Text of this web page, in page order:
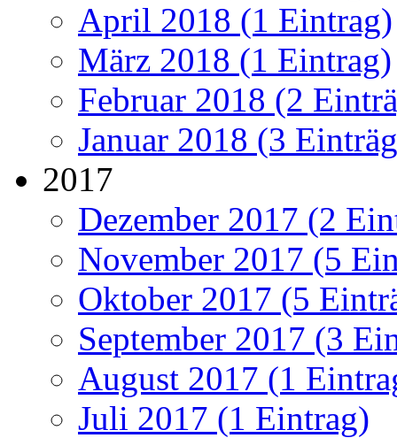
April 2018 (1 Eintrag)
März 2018 (1 Eintrag)
Februar 2018 (2
Januar 2018 (3
2017
Dezember 2017 (2
November 2017 (5
Oktober 2017 (5
September 2017 (3
August 2017 (1
Juli 2017 (1 Eintrag)